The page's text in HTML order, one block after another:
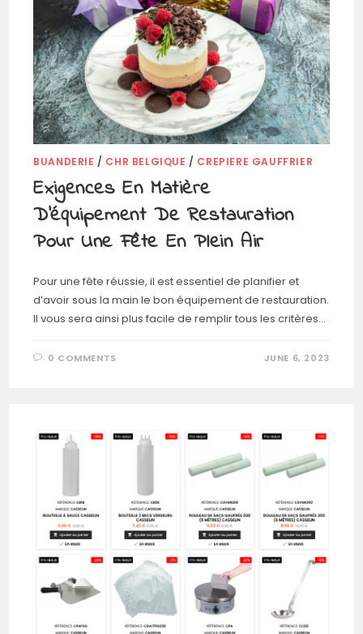
BUANDERIE / CHR BELGIQUE / CREPIERE GAUFFRIER
Exigences En Matière
D’équipement De Restauration
Pour Une Fête En Plein Air
Pour une fête réussie, il est essentiel de planifier et
d’avoir sous la main le bon équipement de restauration.
Il vous sera ainsi plus facile de remplir tous les critères…
0 COMMENTS JUNE 6, 2023